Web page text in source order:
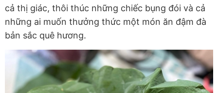
cả thị giác, thôi thúc những chiếc bụng đói và cả
những ai muốn thưởng thức một món ăn đậm đà
bản sắc quê hương.